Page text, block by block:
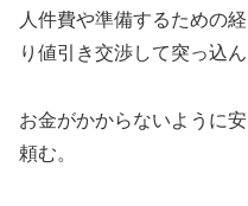
人件費や準備するための
り値引き交渉して突っ込ん
お金がかからないように
頼む。